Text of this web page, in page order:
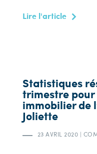
Lire l'article
Statistiques
trimestre
immobilier de
Joliette
23 AVRIL 2020 |